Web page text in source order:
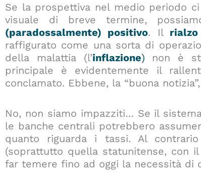
Se la prospettiva nel medio periodo
visuale di breve termine,
(paradossalmente) positivo. Il
raffigurato come una sorta di
della malattia (l’inflazione) non è
principale è evidentemente il
conclamato. Ebbene, la “buona
No, non siamo impazziti… Se il
le banche centrali potrebbero
quanto riguarda i tassi. Al
(soprattutto quella statunitense, con
far temere fino ad oggi la necessità di